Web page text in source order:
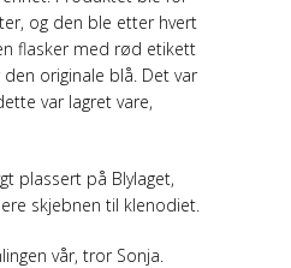
og den ble etter hvert
flasker med rød etikett
originale blå. Det var
var lagret vare,
plassert på Blylaget,
skjebnen til klenodiet.
vår, tror Sonja.